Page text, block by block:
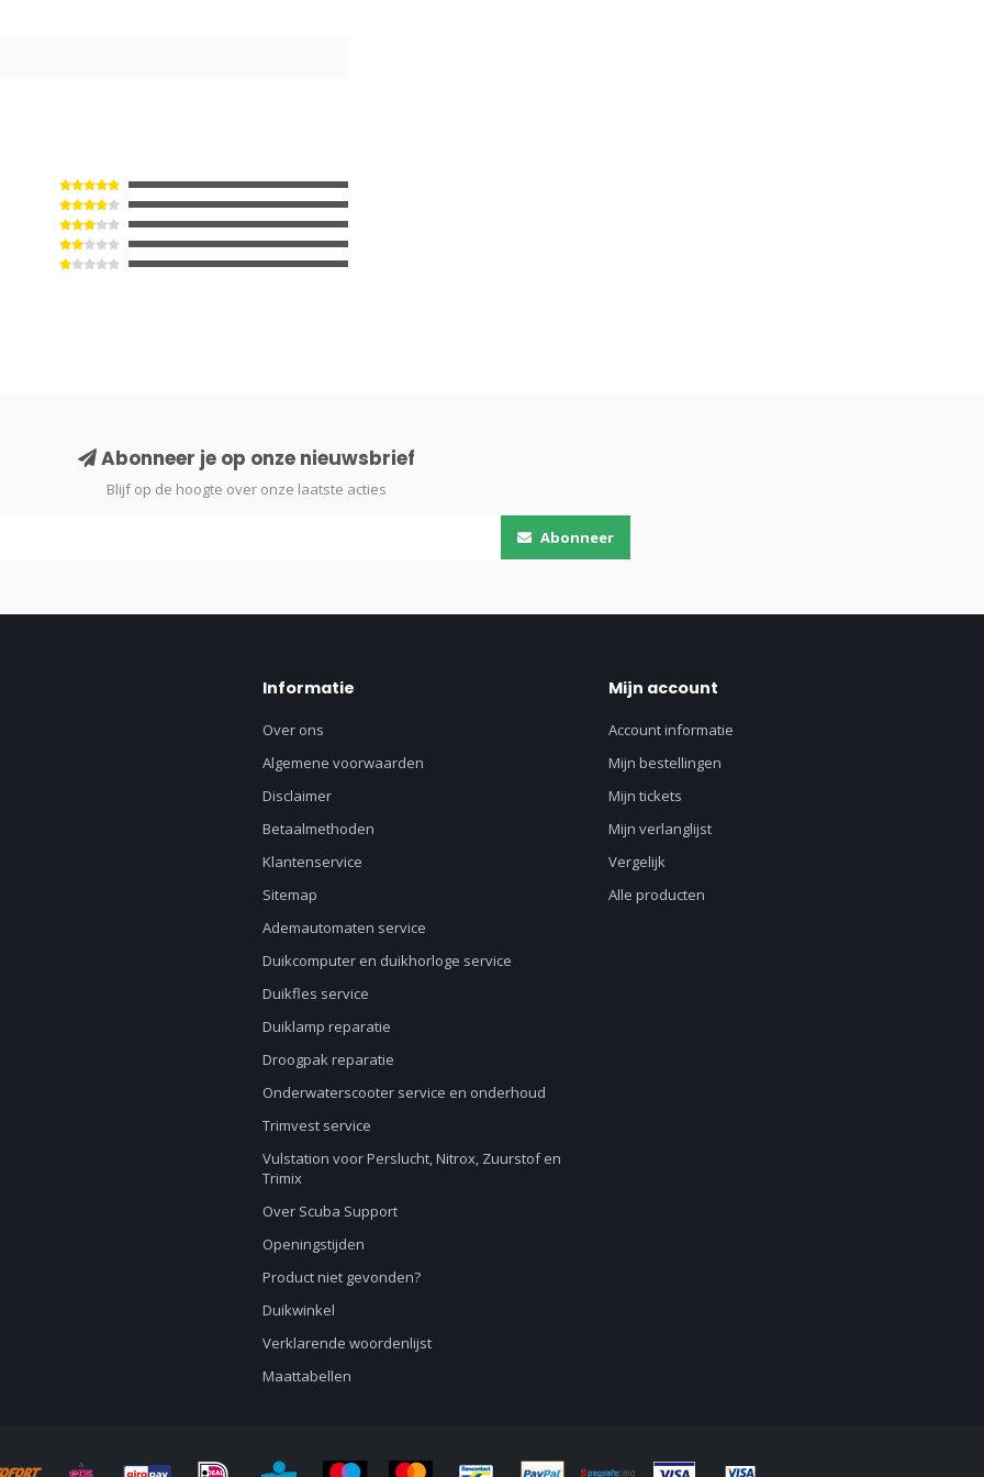
Abonneer je op onze nieuwsbrief
Blijf op de hoogte over onze laatste acties
Abonneer
Informatie
Over ons
Algemene voorwaarden
Disclaimer
Betaalmethoden
Klantenservice
Sitemap
Ademautomaten service
Duikcomputer en duikhorloge service
Duikfles service
Duiklamp reparatie
Droogpak reparatie
Onderwaterscooter service en onderhoud
Trimvest service
Vulstation voor Perslucht, Nitrox, Zuurstof en
Trimix
Over Scuba Support
Openingstijden
Product niet gevonden?
Duikwinkel
Verklarende woordenlijst
Maattabellen
Mijn account
Account informatie
Mijn bestellingen
Mijn tickets
Mijn verlanglijst
Vergelijk
Alle producten